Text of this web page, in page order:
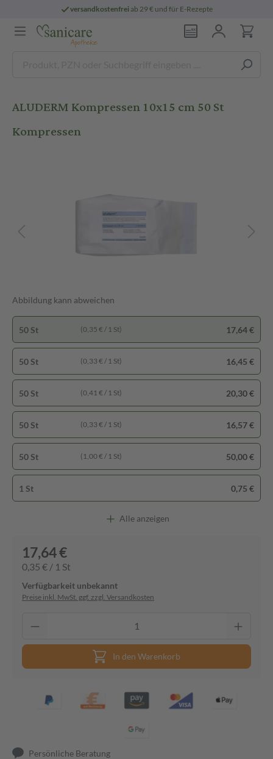
versandkostenfreiab 29 € und für E-Rezepte
ALUDERM Kompressen 10x15 cm 50 St
Kompressen
Abbildung kann abweichen
50 St (0,35 € / 1 St) 17,64 €
50 St (0,33 € / 1 St) 16,45 €
50 St (0,41 € / 1 St) 20,30 €
50 St (0,33 € / 1 St) 16,57 €
50 St (1,00 € / 1 St) 50,00 €
1 St 0,75 €
Alle anzeigen
17,64 €
0,35 € / 1 St
Verfügbarkeit unbekannt
Preise inkl. MwSt. ggf. zzgl. Versandkosten
In den Warenkorb
Persönliche Beratung